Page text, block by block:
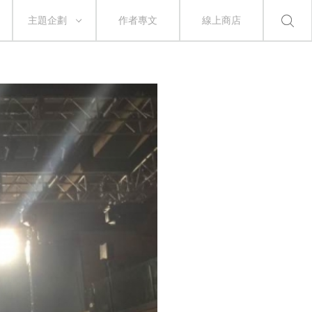
主題企劃 作者專文 線上商店